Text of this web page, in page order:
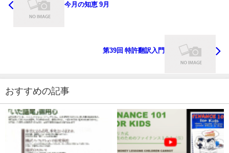
今月の知恵 9月
第39回 特許翻訳入門
おすすめの記事